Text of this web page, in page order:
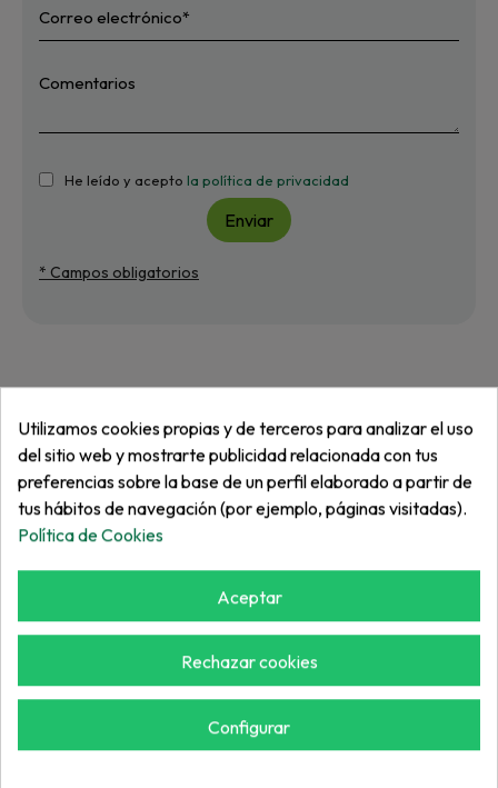
He leído y acepto la política de privacidad
Enviar
* Campos obligatorios
Más de "Hidráulica"
Utilizamos cookies propias y de terceros para analizar el uso
del sitio web y mostrarte publicidad relacionada con tus
preferencias sobre la base de un perfil elaborado a partir de
tus hábitos de navegación (por ejemplo, páginas visitadas).
Política de Cookies
Aceptar
Rechazar cookies
Configurar